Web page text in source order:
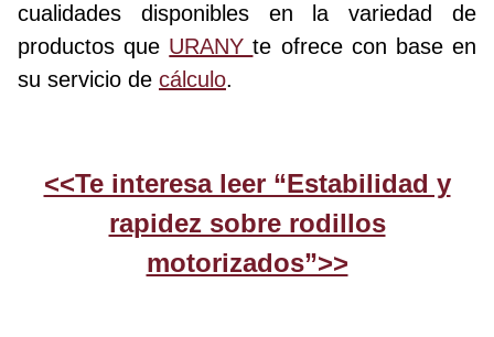
cualidades disponibles en la variedad de
productos que URANYte ofrece con base en
su servicio de cálculo.
<<Te interesa leer “Estabilidad y
rapidez sobre rodillos
motorizados”>>